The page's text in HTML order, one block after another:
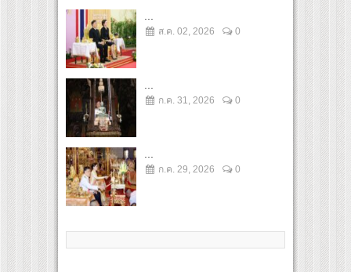
ส.ค. 02, 2026 0
ก.ค. 31, 2026 0
ก.ค. 29, 2026 0